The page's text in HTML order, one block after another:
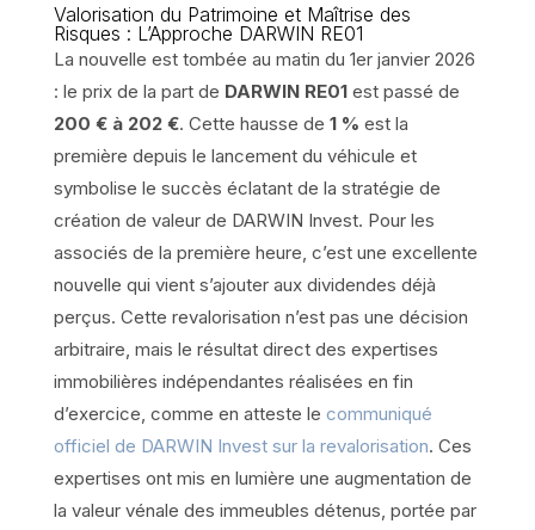
Valorisation du Patrimoine et Maîtrise des
Risques : L’Approche DARWIN RE01
La nouvelle est tombée au matin du 1er janvier 2026
: le prix de la part de DARWIN RE01est passé de
200 € à 202 €. Cette hausse de 1 % est la
première depuis le lancement du véhicule et
symbolise le succès éclatant de la stratégie de
création de valeur de DARWIN Invest. Pour les
associés de la première heure, c’est une excellente
nouvelle qui vient s’ajouter aux dividendes déjà
perçus. Cette revalorisation n’est pas une décision
arbitraire, mais le résultat direct des expertises
immobilières indépendantes réalisées en fin
d’exercice, comme en atteste le communiqué
officiel de DARWIN Invest sur la revalorisation. Ces
expertises ont mis en lumière une augmentation de
la valeur vénale des immeubles détenus, portée par